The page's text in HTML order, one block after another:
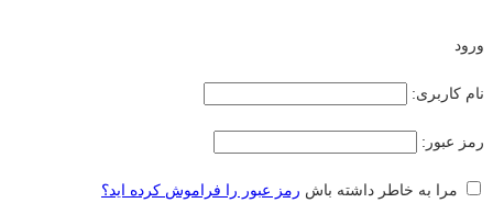
ورود
نام کاربری:
رمز عبور:
مرا به خاطر داشته باش رمز عبور را فراموش کرده اید؟